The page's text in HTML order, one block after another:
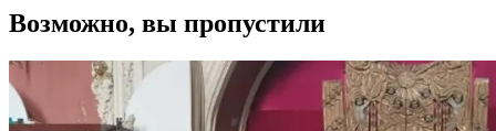
Возможно, вы пропустили